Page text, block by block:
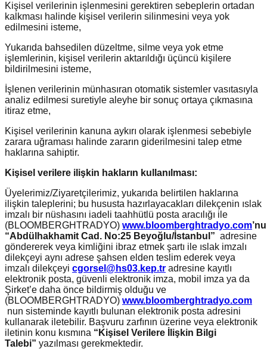
Kişisel verilerinin işlenmesini gerektiren sebeplerin ortadan
kalkması halinde kişisel verilerin silinmesini veya yok
edilmesini isteme,
Yukarıda bahsedilen düzeltme, silme veya yok etme
işlemlerinin, kişisel verilerin aktarıldığı üçüncü kişilere
bildirilmesini isteme,
İşlenen verilerinin münhasıran otomatik sistemler vasıtasıyla
analiz edilmesi suretiyle aleyhe bir sonuç ortaya çıkmasına
itiraz etme,
Kişisel verilerinin kanuna aykırı olarak işlenmesi sebebiyle
zarara uğraması halinde zararın giderilmesini talep etme
haklarına sahiptir.
Kişisel verilere ilişkin hakların kullanılması:
Üyelerimiz/Ziyaretçilerimiz, yukarıda belirtilen haklarına
ilişkin taleplerini; bu hususta hazırlayacakları dilekçenin ıslak
imzalı bir nüshasını iadeli taahhütlü posta aracılığı ile
(BLOOMBERGHTRADYO) www.bloomberghtradyo.com
“Abdülhakhamit Cad. No:25 Beyoğlu/İstanbul” adresine
göndererek veya kimliğini ibraz etmek şartı ile ıslak imzalı
dilekçeyi aynı adrese şahsen elden teslim ederek veya
imzalı dilekçeyi cgorsel@hs03.kep.tr adresine kayıtlı
elektronik posta, güvenli elektronik imza, mobil imza ya da
Şirket’e daha önce bildirmiş olduğu ve
(BLOOMBERGHTRADYO) www.bloomberghtradyo.com
nun sisteminde kayıtlı bulunan elektronik posta adresini
kullanarak iletebilir. Başvuru zarfının üzerine veya elektronik
iletinin konu kısmına “Kişisel Verilere İlişkin Bilgi
Talebi” yazılması gerekmektedir.